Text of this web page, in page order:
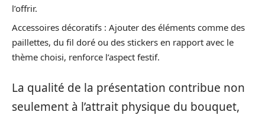
l’offrir.
Accessoires décoratifs : Ajouter des éléments comme des
paillettes, du fil doré ou des stickers en rapport avec le
thème choisi, renforce l’aspect festif.
La qualité de la présentation contribue non
seulement à l’attrait physique du bouquet,